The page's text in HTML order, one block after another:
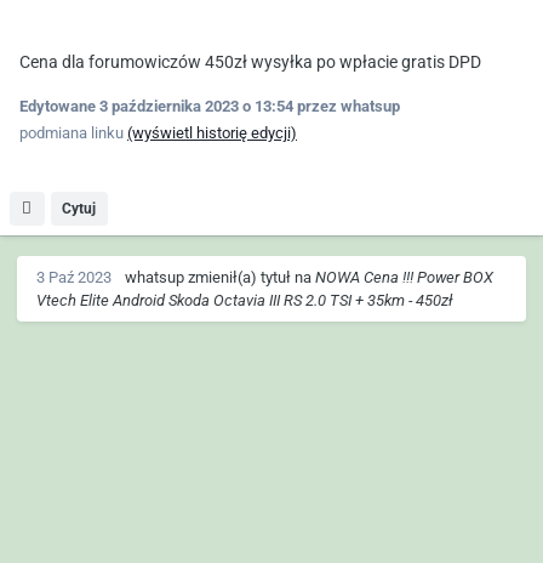
Cena dla forumowiczów 450zł wysyłka po wpłacie gratis DPD
Edytowane 3 października 2023 o 13:54 przez whatsup
podmiana linku (wyświetl historię edycji)
Cytuj
3 Paź 2023 whatsup zmienił(a) tytuł na NOWA Cena !!! Power BOX
Vtech Elite Android Skoda Octavia III RS 2.0 TSI + 35km - 450zł